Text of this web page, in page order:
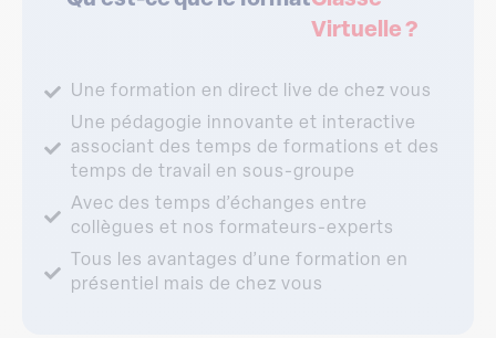
Virtuelle ?
Une formation en direct live de chez vous
Une pédagogie innovante et interactive
associant des temps de formations et des
temps de travail en sous-groupe
Avec des temps d’échanges entre
collègues et nos formateurs-experts
Tous les avantages d’une formation en
présentiel mais de chez vous